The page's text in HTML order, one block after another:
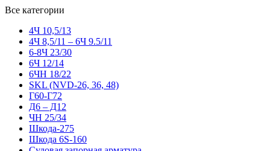
Все категории
4Ч 10,5/13
4Ч 8,5/11 – 6Ч 9.5/11
6-8Ч 23/30
6Ч 12/14
6ЧН 18/22
SKL (NVD-26, 36, 48)
Г60-Г72
Д6 – Д12
ЧН 25/34
Шкода-275
Шкода 6S-160